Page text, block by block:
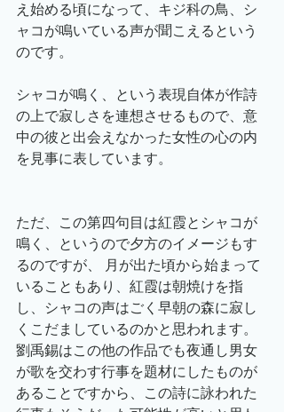
え始める頃になって、キジ科の鳥、シ
ャコが鳴いている声が聞こえるという
のです。
シャコが鳴く、という表現自体が作詩
の上で寂しさを連想させるもので、意
中の彼と出会えなかった女性の心の内
を見事に表しています。
ただ、この第四句目は紅霞とシャコが
鳴く、というので夕方のイメージもす
るのですが、 月が出た頃から始まって
いることもあり、紅霞は朝焼けを指
し、シャコの声はごく早朝の森に寂し
くこだましているのかと思われます。
劉禹錫はこの他の作品でも夜通し男女
が歌を交わす行事を題材にしたものが
あることですから、この詩に詠われた